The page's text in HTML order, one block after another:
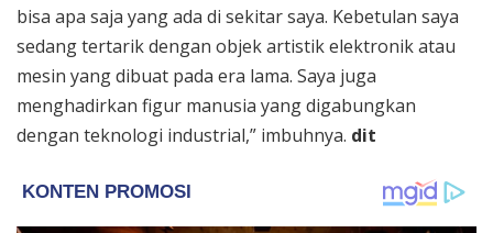
bisa apa saja yang ada di sekitar saya. Kebetulan saya
sedang tertarik dengan objek artistik elektronik atau
mesin yang dibuat pada era lama. Saya juga
menghadirkan figur manusia yang digabungkan
dengan teknologi industrial,” imbuhnya. dit